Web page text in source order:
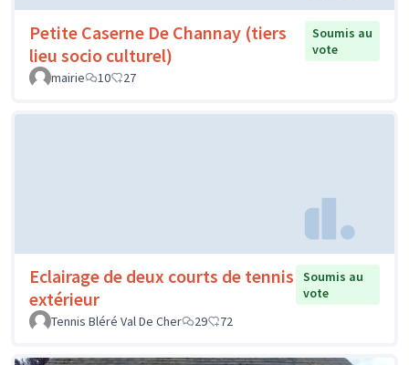
Petite Caserne De Channay (tiers
lieu socio culturel)
Soumis au
vote
mairie
10 27
Eclairage de deux courts de tennis
extérieur
Soumis au
vote
Tennis Bléré Val De Cher
29 72